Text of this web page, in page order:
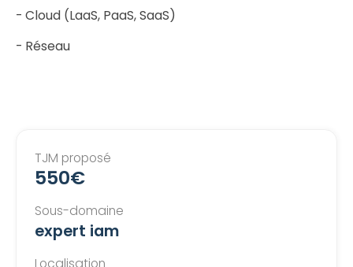
- Cloud (LaaS, PaaS, SaaS)
- Réseau
TJM proposé
550€
Sous-domaine
expert iam